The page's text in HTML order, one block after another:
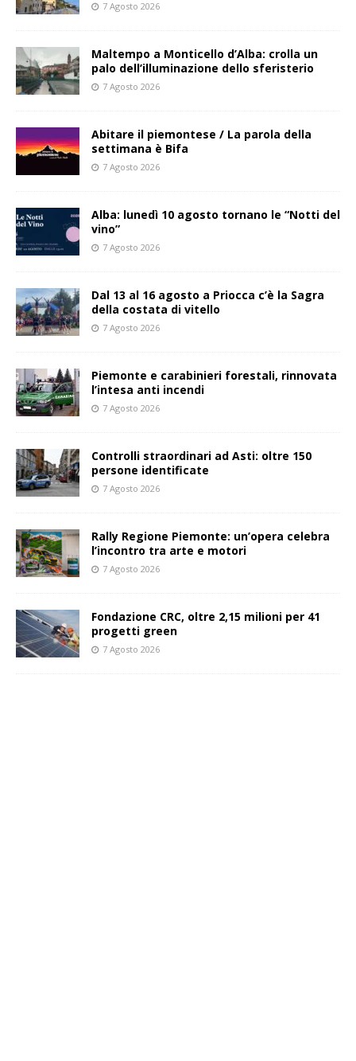
7 Agosto 2026
Maltempo a Monticello d’Alba: crolla un
palo dell’illuminazione dello sferisterio
7 Agosto 2026
Abitare il piemontese / La parola della
settimana è Bifa
7 Agosto 2026
Alba: lunedì 10 agosto tornano le “Notti del
vino”
7 Agosto 2026
Dal 13 al 16 agosto a Priocca c’è la Sagra
della costata di vitello
7 Agosto 2026
Piemonte e carabinieri forestali, rinnovata
l’intesa anti incendi
7 Agosto 2026
Controlli straordinari ad Asti: oltre 150
persone identificate
7 Agosto 2026
Rally Regione Piemonte: un’opera celebra
l’incontro tra arte e motori
7 Agosto 2026
Fondazione CRC, oltre 2,15 milioni per 41
progetti green
7 Agosto 2026